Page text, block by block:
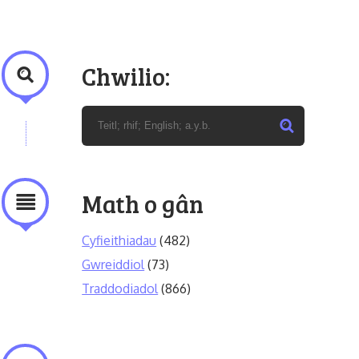
Chwilio:
Math o gân
Cyfieithiadau (482)
Gwreiddiol (73)
Traddodiadol (866)